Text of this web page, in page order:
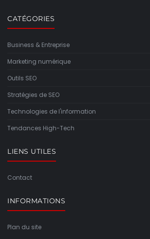
CATÉGORIES
Business & Entreprise
Marketing numérique
Outils SEO
Stratégies de SEO
Technologies de l'information
Tendances High-Tech
LIENS UTILES
Contact
INFORMATIONS
Plan du site